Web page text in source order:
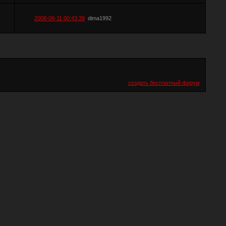
2008-06-11 00:43:39 dima1992
создать бесплатный форум